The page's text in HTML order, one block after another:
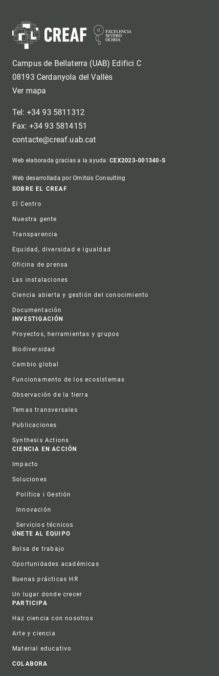
Campus de Bellaterra (UAB) Edifici C
08193 Cerdanyola del Vallès
Ver mapa
Tel: +34 93 5811312
Fax: +34 93 5814151
contacte@creaf.uab.cat
Web elaborada gracias a la ayuda:CEX2023-001340-S
Web desarrollada por Omitsis Consulting
Footer
SOBRE EL CREAF
El Centro
Nuestra gente
Transparencia
Equidad, diversidad e igualdad
Oficina de prensa
Las instalaciones
Ciencia abierta y gestión del conocimiento
Documentación
INVESTIGACIÓN
Proyectos, herramientas y grupos
Biodiversidad
Cambio global
Funcionamento de los ecosistemas
Observación de la tierra
Temas transversales
Publicaciones
Synthesis Actions
CIENCIA EN ACCIÓN
Impacto
Soluciones
Política i Gestión
Innovación
Servicios técnicos
ÚNETE AL EQUIPO
Bolsa de trabajo
Oportunidades académicas
Buenas prácticas HR
Un lugar donde crecer
PARTICIPA
Haz ciencia con nosotros
Arte y ciencia
Material educativo
COLABORA